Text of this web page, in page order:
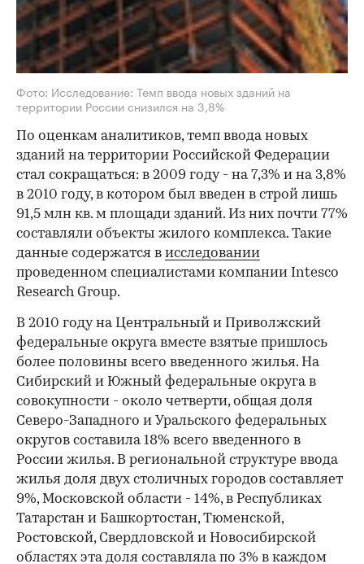
Фото: Исследование: Темп ввода новых зданий на
территории России снизился на 3,8%
По оценкам аналитиков, темп ввода новых
зданий на территории Российской Федерации
стал сокращаться: в 2009 году - на 7,3% и на 3,8%
в 2010 году, в котором был введен в строй лишь
91,5 млн кв. м площади зданий. Из них почти 77%
составляли объекты жилого комплекса. Такие
данные содержатся в исследовании
проведенном специалистами компании Intesco
Research Group.
В 2010 году на Центральный и Приволжский
федеральные округа вместе взятые пришлось
более половины всего введенного жилья. На
Сибирский и Южный федеральные округа в
совокупности - около четверти, общая доля
Северо-Западного и Уральского федеральных
округов составила 18% всего введенного в
России жилья. В региональной структуре ввода
жилья доля двух столичных городов составляет
9%, Московской области - 14%, в Республиках
Татарстан и Башкортостан, Тюменской,
Ростовской, Свердловской и Новосибирской
областях эта доля составляла по 3% в каждом